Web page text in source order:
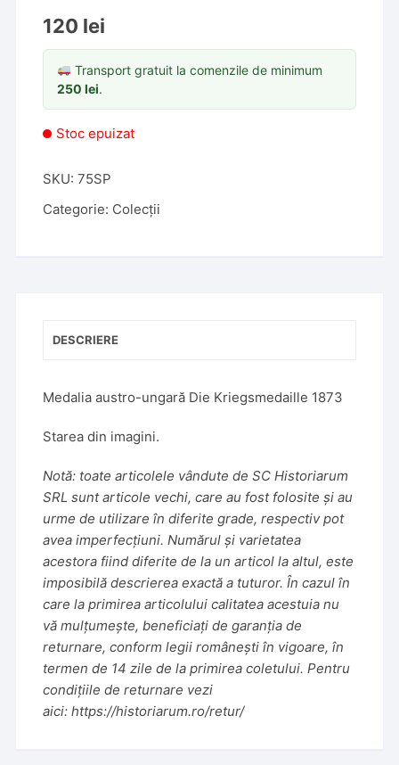
120 lei
Transport gratuit la comenzile de minimum
250lei.
Stoc epuizat
SKU:75SP
Categorie: Colecții
DESCRIERE
Medalia austro-ungară Die Kriegsmedaille 1873
Starea din imagini.
Notă: toate articolele vândute de SC Historiarum
SRL sunt articole vechi, care au fost folosite și au
urme de utilizare în diferite grade, respectiv pot
avea imperfecțiuni. Numărul și varietatea
acestora fiind diferite de la un articol la altul, este
imposibilă descrierea exactă a tuturor. În cazul în
care la primirea articolului calitatea acestuia nu
vă mulțumește, beneficiați de garanția de
returnare, conform legii românești în vigoare, în
termen de 14 zile de la primirea coletului. Pentru
condițiile de returnare vezi
aici:https://historiarum.ro/retur/